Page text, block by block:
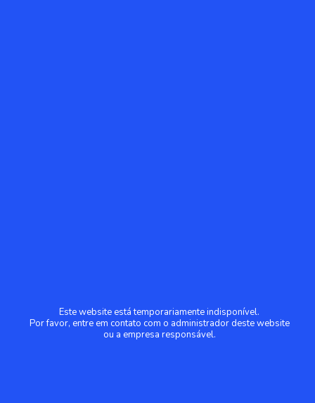
Este website está temporariamente indisponível.
Por favor, entre em contato com o administrador deste website
ou a empresa responsável.